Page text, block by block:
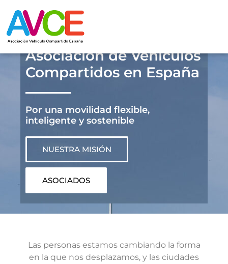
Asociación de Vehículos
Compartidos en España
Por una movilidad flexible,
inteligente y sostenible
NUESTRA MISIÓN
ASOCIADOS
Las personas estamos cambiando la forma
en la que nos desplazamos, y las ciudades